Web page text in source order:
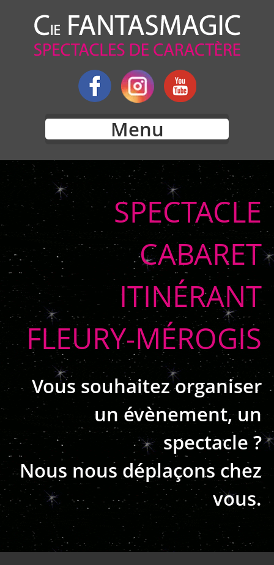
Menu
SPECTACLE
CABARET
ITINÉRANT
FLEURY-MÉROGIS
Vous souhaitez organiser
un évènement, un
spectacle ?
Nous nous déplaçons chez
vous.